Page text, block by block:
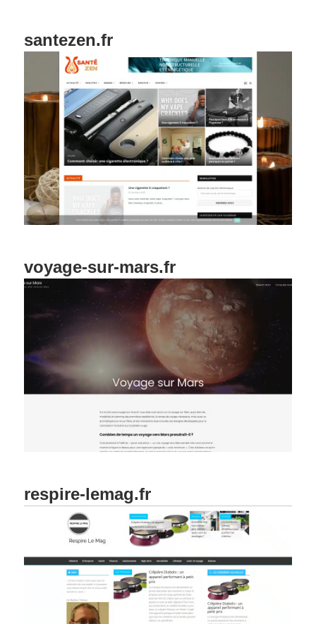
santezen.fr
voyage-sur-mars.fr
respire-lemag.fr